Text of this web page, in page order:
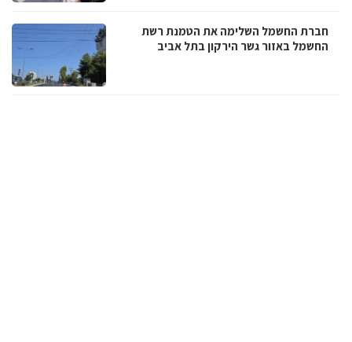
חברת החשמל השלימה את הטמנת רשת
החשמל באזור גשר הירקון בתל אביב